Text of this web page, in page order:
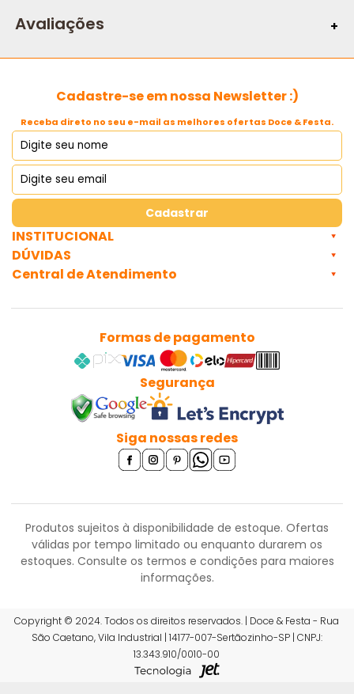
Avaliações
INSTITUCIONAL
DÚVIDAS
Central de Atendimento
Cadastre-se em nossa Newsletter :)
Receba direto no seu e-mail as melhores ofertas Doce & Festa.
Cadastrar
Formas de pagamento
Segurança
Siga nossas redes
Produtos sujeitos à disponibilidade de estoque. Ofertas
válidas por tempo limitado ou enquanto durarem os
estoques. Consulte os termos e condições para maiores
informações.
Copyright © 2024. Todos os direitos reservados. | Doce & Festa - Rua
São Caetano, Vila Industrial | 14177-007-Sertãozinho-SP | CNPJ:
13.343.910/0010-00
R$ 9,97
ou 6x de R$ 1,75 sem juros